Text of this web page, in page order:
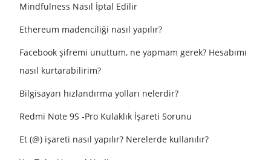
Mindfulness Nasıl İptal Edilir
Ethereum madenciliği nasıl yapılır?
Facebook şifremi unuttum, ne yapmam gerek? Hesabımı
nasıl kurtarabilirim?
Bilgisayarı hızlandırma yolları nelerdir?
Redmi Note 9S -Pro Kulaklık İşareti Sorunu
Et (@) işareti nasıl yapılır? Nerelerde kullanılır?